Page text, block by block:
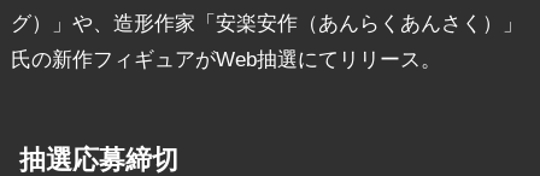
グ）」や、造形作家「安楽安作（あんらくあんさく）」
氏の新作フィギュアがWeb抽選にてリリース。
抽選応募締切